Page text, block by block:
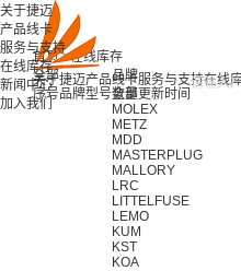
关于捷迈产品线卡服务与支持在线
关于捷迈
产品线卡
服务与支持
在线库存
新闻中心
加入我们
首页 >在线库存
全部
品牌
全部
MOLEX
METZ
MDD
MASTERPLUG
MALLORY
LRC
LITTELFUSE
LEMO
KUM
KST
KOA
序号品牌型号数量更新时间